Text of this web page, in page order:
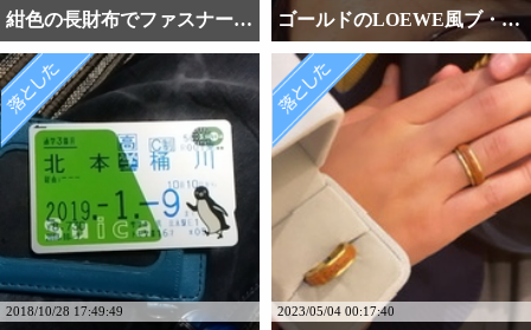
紺色の長財布でファスナー・・・ ゴールドのLOEWE風ブ・・・
2018/10/28 17:49:49 2023/05/04 00:17:40